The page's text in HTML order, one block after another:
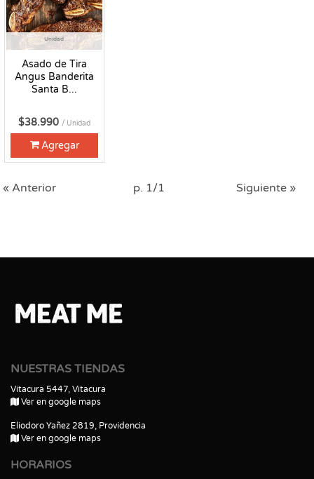
Unidad
Asado de Tira
Angus Banderita
Santa B...
$38.990 / Unidad
Agregar
« Anterior p. 1/1 Siguiente »
NUESTRAS TIENDAS
Vitacura 5447, Vitacura
Ver en google maps
Eliodoro Yañez 2819, Providencia
Ver en google maps
HORARIOS